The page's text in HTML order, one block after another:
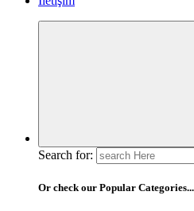
Search for:
Or check our Popular Categories...